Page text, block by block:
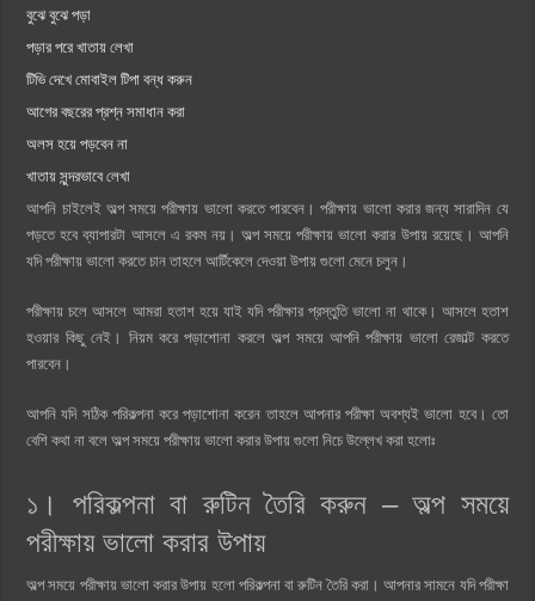
বুঝে বুঝে পড়া
পড়ার পরে খাতায় লেখা
টিভি দেখে মোবাইল টিপা বন্ধ করুন
আগের বছরের প্রশ্ন সমাধান করা
অলস হয়ে পড়বেন না
খাতায় সুন্দরভাবে লেখা
আপনি চাইলেই অল্প সময়ে পরীক্ষায় ভালো করতে পারবেন। পরীক্ষায় ভালো করার জন্য সারাদিন যে
পড়তে হবে ব্যাপারটা আসলে এ রকম নয়। অল্প সময়ে পরীক্ষায় ভালো করার উপায় রয়েছে। আপনি
যদি পরীক্ষায় ভালো করতে চান তাহলে আর্টিকেলে দেওয়া উপায় গুলো মেনে চলুন।
পরীক্ষায় চলে আসলে আমরা হতাশ হয়ে যাই যদি পরীক্ষার প্রস্তুতি ভালো না থাকে। আসলে হতাশ
হওয়ার কিছু নেই। নিয়ম করে পড়াশোনা করলে অল্প সময়ে আপনি পরীক্ষায় ভালো রেজাল্ট করতে
পারবেন।
আপনি যদি সঠিক পরিকল্পনা করে পড়াশোনা করেন তাহলে আপনার পরীক্ষা অবশ্যই ভালো হবে। তো
বেশি কথা না বলে অল্প সময়ে পরীক্ষায় ভালো করার উপায় গুলো নিচে উল্লেখ করা হলোঃ
১। পরিকল্পনা বা রুটিন তৈরি করুন – অল্প সময়ে
পরীক্ষায় ভালো করার উপায়
অল্প সময়ে পরীক্ষায় ভালো করার উপায় হলো পরিকল্পনা বা রুটিন তৈরি করা। আপনার সামনে যদি পরীক্ষা